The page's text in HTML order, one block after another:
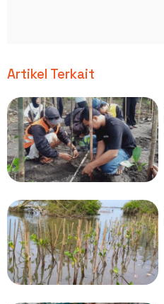
Artikel Terkait